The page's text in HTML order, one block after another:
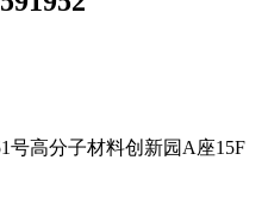
号高分子材料创新园A座15F